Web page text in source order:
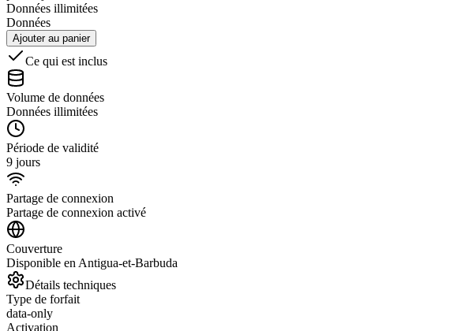
Données illimitées
Données
Ajouter au panier
Ce qui est inclus
Volume de données
Données illimitées
Période de validité
9 jours
Partage de connexion
Partage de connexion activé
Couverture
Disponible en Antigua-et-Barbuda
Détails techniques
Type de forfait
data-only
Activation